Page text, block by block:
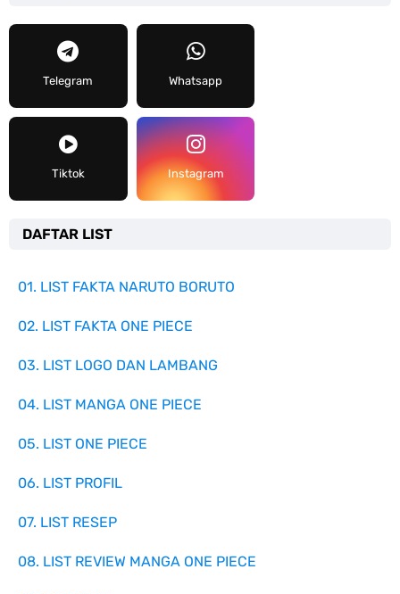
Telegram Whatsapp
Tiktok Instagram
DAFTAR LIST
01. LIST FAKTA NARUTO BORUTO
02. LIST FAKTA ONE PIECE
03. LIST LOGO DAN LAMBANG
04. LIST MANGA ONE PIECE
05. LIST ONE PIECE
06. LIST PROFIL
07. LIST RESEP
08. LIST REVIEW MANGA ONE PIECE